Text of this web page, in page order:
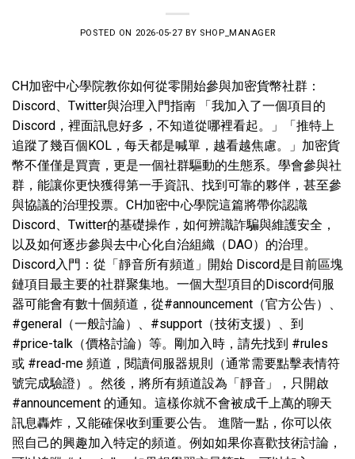
POSTED ON 2026-05-27 BY SHOP_MANAGER
CH加密中心學院教你如何從零開始參與加密貨幣社群：
Discord、Twitter與治理入門指南 「我加入了一個項目的
Discord，裡面訊息好多，不知道從哪裡看起。」「推特上
追蹤了幾百個KOL，每天都是喊單，越看越焦慮。」加密貨
幣不僅僅是買賣，更是一個社群驅動的生態系。學會參與社
群，能讓你更快獲得第一手資訊、找到可靠的夥伴，甚至參
與協議的治理投票。CH加密中心學院這篇將帶你認識
Discord、Twitter的基礎操作，如何辨識詐騙與維護安全，
以及如何逐步參與去中心化自治組織（DAO）的治理。
Discord入門：從「靜音所有頻道」開始 Discord是目前區塊
鏈項目最主要的社群聚集地。一個大型項目的Discord伺服
器可能會有數十個頻道，從#announcement（官方公告）、
#general（一般討論）、#support（技術支援）、到
#price-talk（價格討論）等。剛加入時，請先找到 #rules
或 #read-me 頻道，閱讀伺服器規則（通常需要點擊表情符
號完成驗證）。然後，將所有頻道設為「靜音」，只開啟
#announcement 的通知。這樣你就不會被成千上萬的聊天
訊息轟炸，又能確保收到重要公告。 進階一點，你可以依
照自己的興趣加入特定的頻道。例如如果你喜歡技術討論，